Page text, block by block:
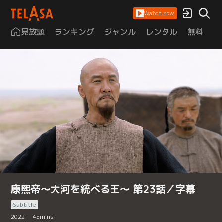
Watch now
見放題 ランキング ジャンル レンタル 無料
康熙帝～大河を統べる王～ 第23話／字幕
Subtitle
2022
45mins